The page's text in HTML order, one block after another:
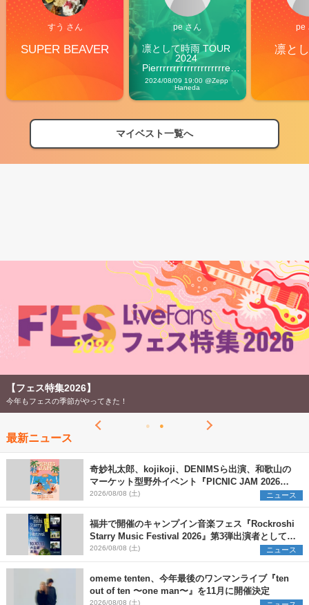
すう さん
SUPER BEAVER
pe さん
凛として時雨 TOUR
2024
Pierrrrrrrrrrrrrrrrrrrre
Vibes
2024/08/09 19:00 @Zepp
Haneda
pe
凛と
マイベスト一覧へ
【フェス特集2026】
今年もフェスの季節がやってきた！
最新ニュース
奇妙礼太郎、kojikoji、DENIMSら出演、和歌山の
マーケット型野外イベント『PICNIC JAM 2026』
早割チケット発売開始
2026/08/08 (土) ニュース
福井で開催のキャンプイン音楽フェス『Rockroshi
Starry Music Festival 2026』第3弾出演者として
SCOOBIE DO、かりゆし58、Reiを発表
2026/08/08 (土) ニュース
omeme tenten、今年最後のワンマンライブ『ten
out of ten 〜one man〜』を11月に開催決定
2026/08/08 (土)